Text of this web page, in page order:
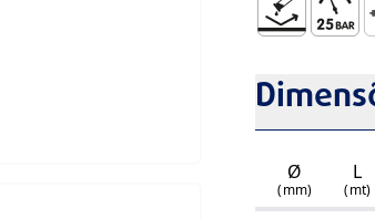
Ø
(mm)
L
(mt)